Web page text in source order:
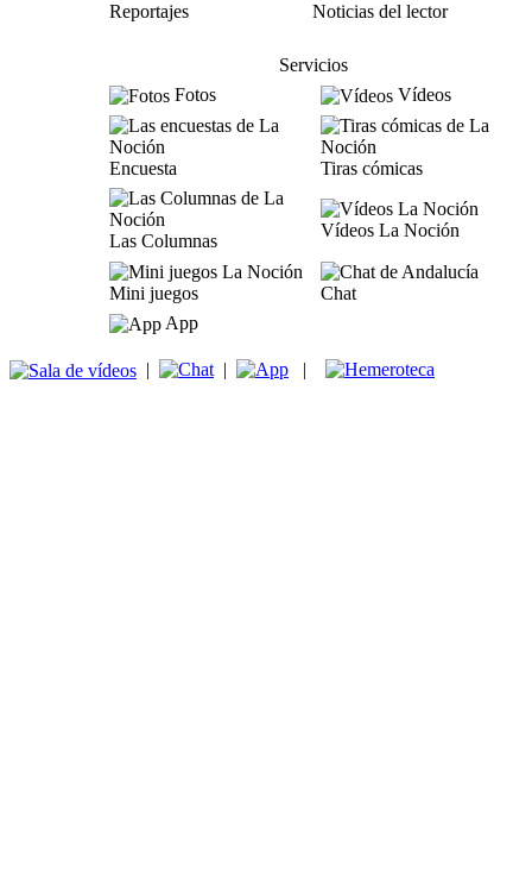
Reportajes
Noticias del lector
Servicios
Fotos
Vídeos
Encuesta Tiras cómicas
Las Columnas
Vídeos La Noción
Mini juegos
Chat
App
| | |